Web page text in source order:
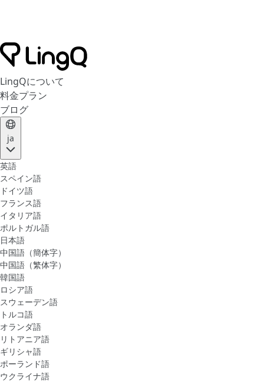
LingQについて
料金プラン
ブログ
ja
英語
スペイン語
ドイツ語
フランス語
イタリア語
ポルトガル語
日本語
中国語（簡体字）
中国語（繁体字）
韓国語
ロシア語
スウェーデン語
トルコ語
オランダ語
リトアニア語
ギリシャ語
ポーランド語
ウクライナ語